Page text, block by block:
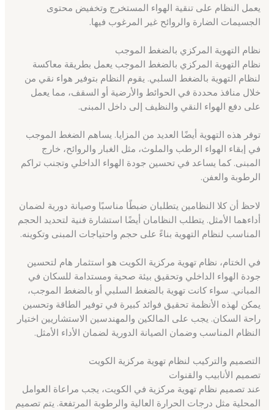
يعمل النظام على تنقية الهواء المستخرج وتخفيض محتوى
الجسيمات الضارة والروائح غير المرغوب فيها.
نظام التهوية المركزي بالضغط الموجب
نظام التهوية المركزي بالضغط الموجب يعمل بطريقة معاكسة
لنظام التهوية بالضغط السلبي. يقوم النظام بتوفير هواء نقي من
خلال منافذ محددة في الحوائط والأرضية أو السقف، مما يعمل
على دفع الهواء النقي والنظيف إلى داخل المبنى.
توفر هذه التهوية أيضًا العديد من المزايا. يساهم الضغط الموجب
في إبقاء الهواء الرطب والملوث، مثل الغبار والروائح، خارج
المبنى. كما يساعد في تحسين جودة الهواء الداخلي وتجنب تراكم
الرطوبة والعفن.
لاحظ أن كلا النظامين يتطلبان ضبطًا مناسبًا وصيانة دورية لضمان
أداءهما الأمثل. يتطلب النظامان أيضًا استشارة فنية لتحديد الحجم
المناسب لنظام التهوية بناءً على حجم واحتياجات المبنى وتكوينه.
في الختام، نظام تهوية مركزية الكويت هو استثمار هام لتحسين
جودة الهواء الداخلي وتحقيق بيئة صحية ومستدامة للسكان في
المباني. سواء كانت تهوية بالضغط السلبي أو بالضغط الموجب،
يمكن لهذه الأنظمة تحقيق فوائد كبيرة في توفير الطاقة وتحسين
راحة السكان. يجب على المالكين والمهندسين الاستشاريين اختيار
النظام المناسب وضمان الصيانة الدورية لضمان الأداء الأمثل.
التصميم والتركيب لنظام تهوية مركزية الكويت
تصميم الأنابيب والقنوات
عند تصميم نظام تهوية مركزية في الكويت، يجب مراعاة العوامل
المحلية مثل درجات الحرارة العالية والرطوبة المرتفعة. يتم تصميم